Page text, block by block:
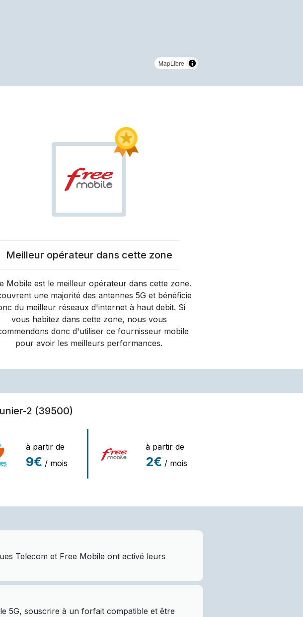
MapLibre
Meilleur opérateur dans cette zone
Mobile est le meilleur opérateur dans cette zone.
une majorité des antennes 5G et bénéficie
du meilleur réseaux d'internet à haut debit. Si
vous habitez dans cette zone, nous vous
donc d'utiliser ce fournisseur mobile
pour avoir les meilleurs performances.
2 (39500)
à partir de
9€ / mois
à partir de
2€ / mois
Telecom et Free Mobile ont activé leurs
5G, souscrire à un forfait compatible et être